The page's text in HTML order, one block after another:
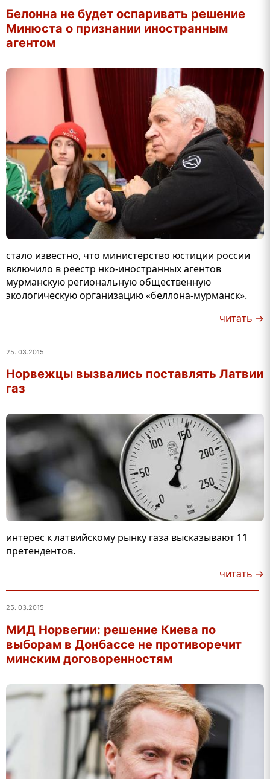
Белонна не будет оспаривать решение
Минюста о признании иностранным
агентом
стало известно, что министерство юстиции россии
включило в реестр нко-иностранных агентов
мурманскую региональную общественную
экологическую организацию «беллона-мурманск».
читать →
25. 03.2015
Норвежцы вызвались поставлять Латвии
газ
интерес к латвийскому рынку газа высказывают 11
претендентов.
читать →
25. 03.2015
МИД Норвегии: решение Киева по
выборам в Донбассе не противоречит
минским договоренностям